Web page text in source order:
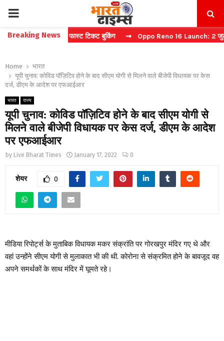
PRIMARY
MENU
Breaking News
बिना कैप्चा करें फास्ट टिकट बुकिंग ⇝ Oppo Reno 16 Launch: 2 जुलाई को
Home
भारत
यूपी चुनाव: कोविड पॉज़िटिव होने के बाद सीएम योगी से मिलने वाले बीजेपी विधायक पर केस
दर्ज, डीएम के आदेश पर एफआईआर
भारत राज्य
यूपी चुनाव: कोविड पॉज़िटिव होने के बाद सीएम योगी से
मिलने वाले बीजेपी विधायक पर केस दर्ज, डीएम के आदेश
पर एफआईआर
by Live Bharat Times January 17, 2022 0
शेयर 0
मीडिया रिपोर्ट्स के मुताबिक विधायक मकर संक्रांति पर गोरखपुर मंदिर गए थे और
वहां उन्होंने सीएम योगी से मुलाकात भी की थी. कोरोना से संक्रमित होने के बावजूद वह
अपने समर्थकों के साथ मंदिर में घूमते रहे।